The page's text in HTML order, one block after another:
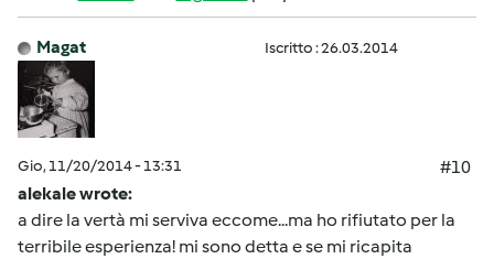
Magat Iscritto : 26.03.2014
Gio, 11/20/2014 - 13:31
#10
alekale wrote:
a dire la vertà mi serviva eccome...ma ho rifiutato per la
terribile esperienza! mi sono detta e se mi ricapita